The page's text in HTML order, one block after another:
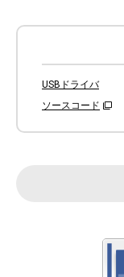
USBドライバ
ソースコード